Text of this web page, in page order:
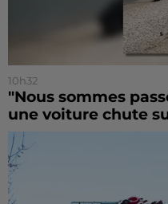
10h32
"Nous sommes
une voiture chute